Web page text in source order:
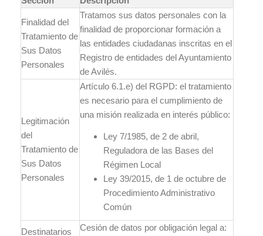
Finalidad del
Tratamiento de
Sus Datos
Personales
Tratamos sus datos personales con la
finalidad de proporcionar formación a
las entidades ciudadanas inscritas en el
Registro de entidades del Ayuntamiento
de Avilés.
Legitimación
del
Tratamiento de
Sus Datos
Personales
Artículo 6.1.e) del RGPD: el tratamiento
es necesario para el cumplimiento de
una misión realizada en interés público:
Ley 7/1985, de 2 de abril,
Reguladora de las Bases del
Régimen Local
Ley 39/2015, de 1 de octubre de
Procedimiento Administrativo
Común
Destinatarios Cesión de datos por obligación legal a: